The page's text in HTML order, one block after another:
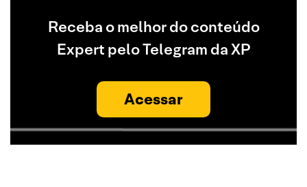
Receba o melhor do conteúdo
Expert pelo Telegram da XP
Acessar